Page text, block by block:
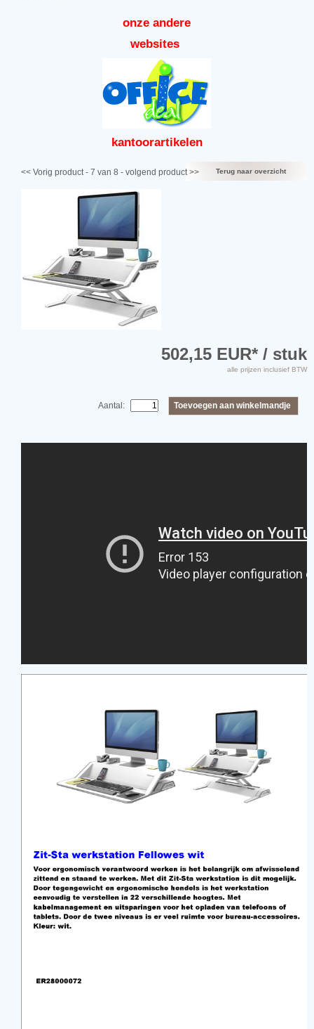
onze andere
websites
kantoorartikelen
<< Vorig product- 7 van 8 - volgend product >> Terug naar overzicht
502,15 EUR* / stuk
alle prijzen inclusief BTW
Aantal: Toevoegen aan winkelmandje